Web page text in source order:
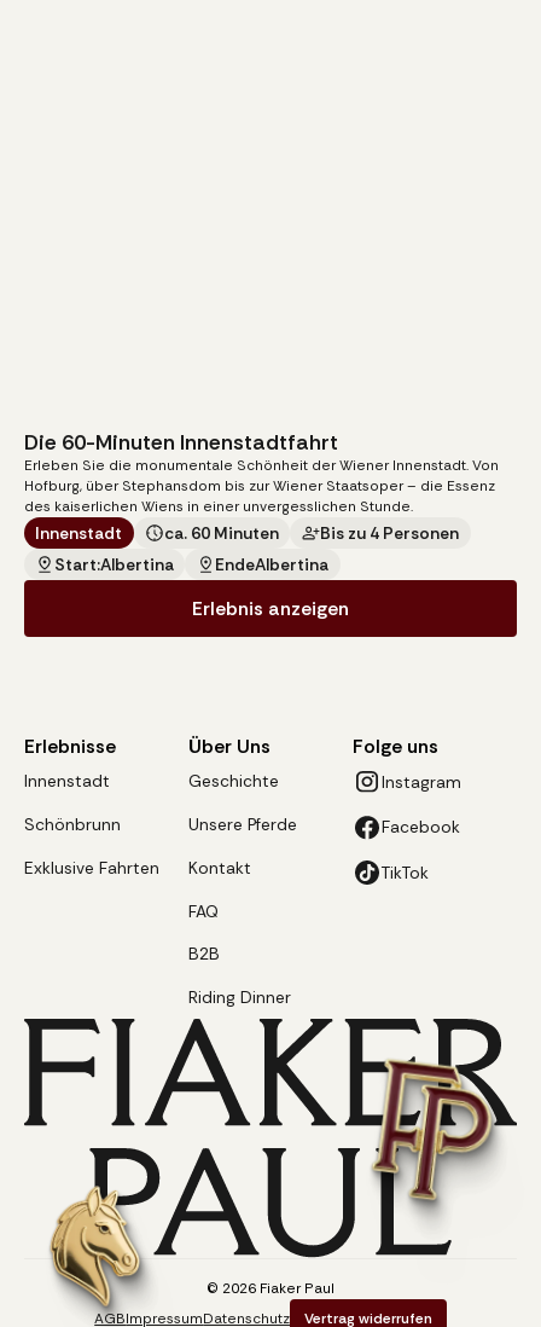
140€
pro Kutsche
Die 60-Minuten Innenstadtfahrt
Erleben Sie die monumentale Schönheit der Wiener Innenstadt. Von
Hofburg, über Stephansdom bis zur Wiener Staatsoper – die Essenz
des kaiserlichen Wiens in einer unvergesslichen Stunde.
Innenstadt ca. 60 Minuten
Bis zu 4 Personen
Start:Albertina EndeAlbertina
Erlebnis anzeigen
Erlebnisse
Innenstadt
Schönbrunn
Exklusive Fahrten
Über Uns
Geschichte
Unsere Pferde
Kontakt
FAQ
B2B
Riding Dinner
Folge uns
Instagram
Facebook
TikTok
© 2026 Fiaker Paul
AGBImpressumDatenschutz Vertrag widerrufen